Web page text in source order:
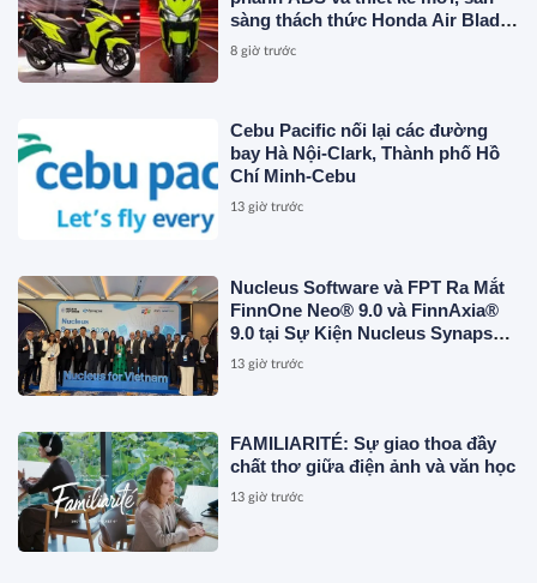
sàng thách thức Honda Air Blade
và Yamaha NVX
8 giờ trước
Cebu Pacific nối lại các đường
bay Hà Nội-Clark, Thành phố Hồ
Chí Minh-Cebu
13 giờ trước
Nucleus Software và FPT Ra Mắt
FinnOne Neo® 9.0 và FinnAxia®
9.0 tại Sự Kiện Nucleus Synapse
Lần Đầu Tiên tại Việt Nam
13 giờ trước
FAMILIARITÉ: Sự giao thoa đầy
chất thơ giữa điện ảnh và văn học
13 giờ trước